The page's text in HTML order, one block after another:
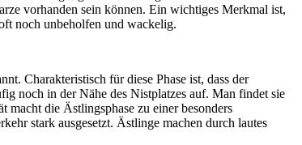
vorhanden sein können. Ein wichtiges Merkmal ist,
noch unbeholfen und wackelig.
Charakteristisch für diese Phase ist, dass der
noch in der Nähe des Nistplatzes auf. Man findet sie
die Ästlingsphase zu einer besonders
stark ausgesetzt. Ästlinge machen durch lautes